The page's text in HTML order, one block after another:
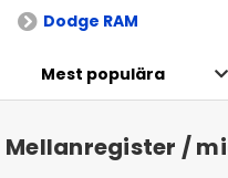
Dodge RAM
Mellanregister /